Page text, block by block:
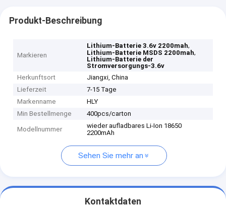
Produkt-Beschreibung
Markieren
Lithium-Batterie 3.6v 2200mah,
Lithium-Batterie MSDS 2200mah,
Lithium-Batterie der
Stromversorgungs-3.6v
Herkunftsort
Jiangxi, China
Lieferzeit
7-15 Tage
Markenname
HLY
Min Bestellmenge
400pcs/carton
Modellnummer
wieder aufladbares Li-Ion 18650
2200mAh
Sehen Sie mehr an
Kontaktdaten